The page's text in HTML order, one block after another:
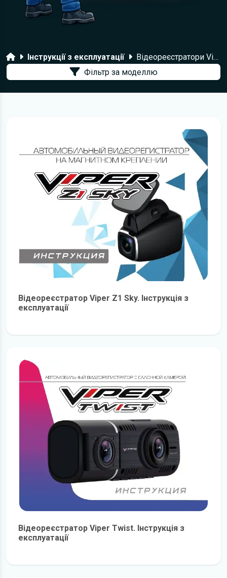
ГоловнаІнструкції з експлуатації
Відеореєстратори Viper
Фільтр за моделлю
Відеореєстратор Viper Z1 Sky. Інструкція з
експлуатації
Відеореєстратор Viper Twist. Інструкція з
експлуатації